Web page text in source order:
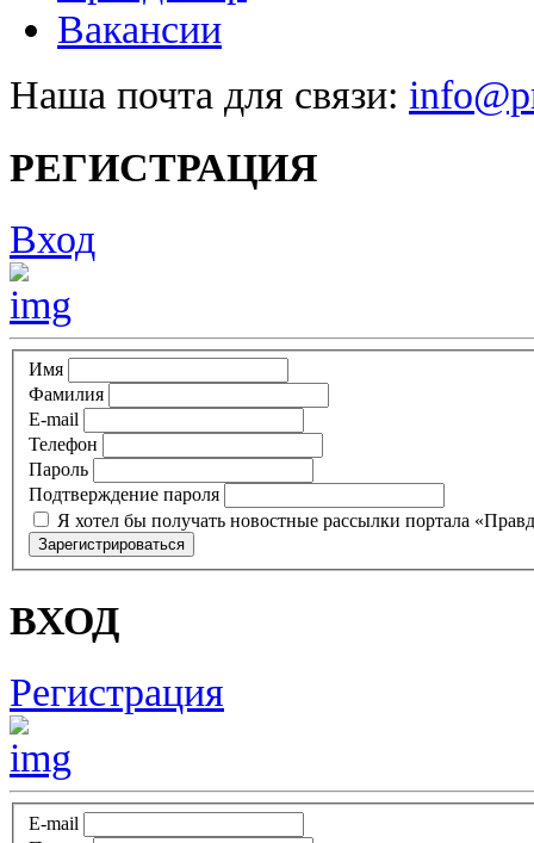
Вакансии
Наша почта для связи:
РЕГИСТРАЦИЯ
Вход
Имя
Фамилия
E-mail
Телефон
Пароль
Подтверждение пароля
Я хотел бы получать новостные рассылки портала
ВХОД
Регистрация
E-mail